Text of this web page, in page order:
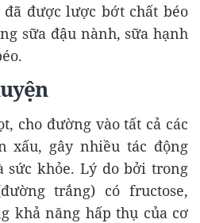
được lược bớt chất béo
sữa đậu nành, sữa hạnh
cho đường vào tất cả các
xấu, gây nhiều tác động
sức khỏe. Lý do bởi trong
trắng) có fructose,
khả năng hấp thụ của cơ